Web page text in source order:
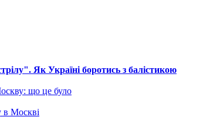
Як Україні боротись з балістикою
що це було
в Москві